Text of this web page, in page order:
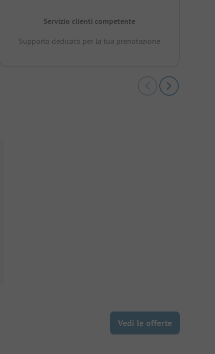
Servizio clienti competente
Supporto dedicato per la tua prenotazione
Vedi le offerte